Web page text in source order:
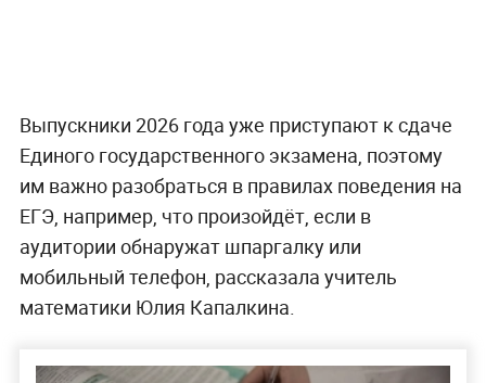
Выпускники 2026 года уже приступают к сдаче
Единого государственного экзамена, поэтому
им важно разобраться в правилах поведения на
ЕГЭ, например, что произойдёт, если в
аудитории обнаружат шпаргалку или
мобильный телефон, рассказала учитель
математики Юлия Капалкина.